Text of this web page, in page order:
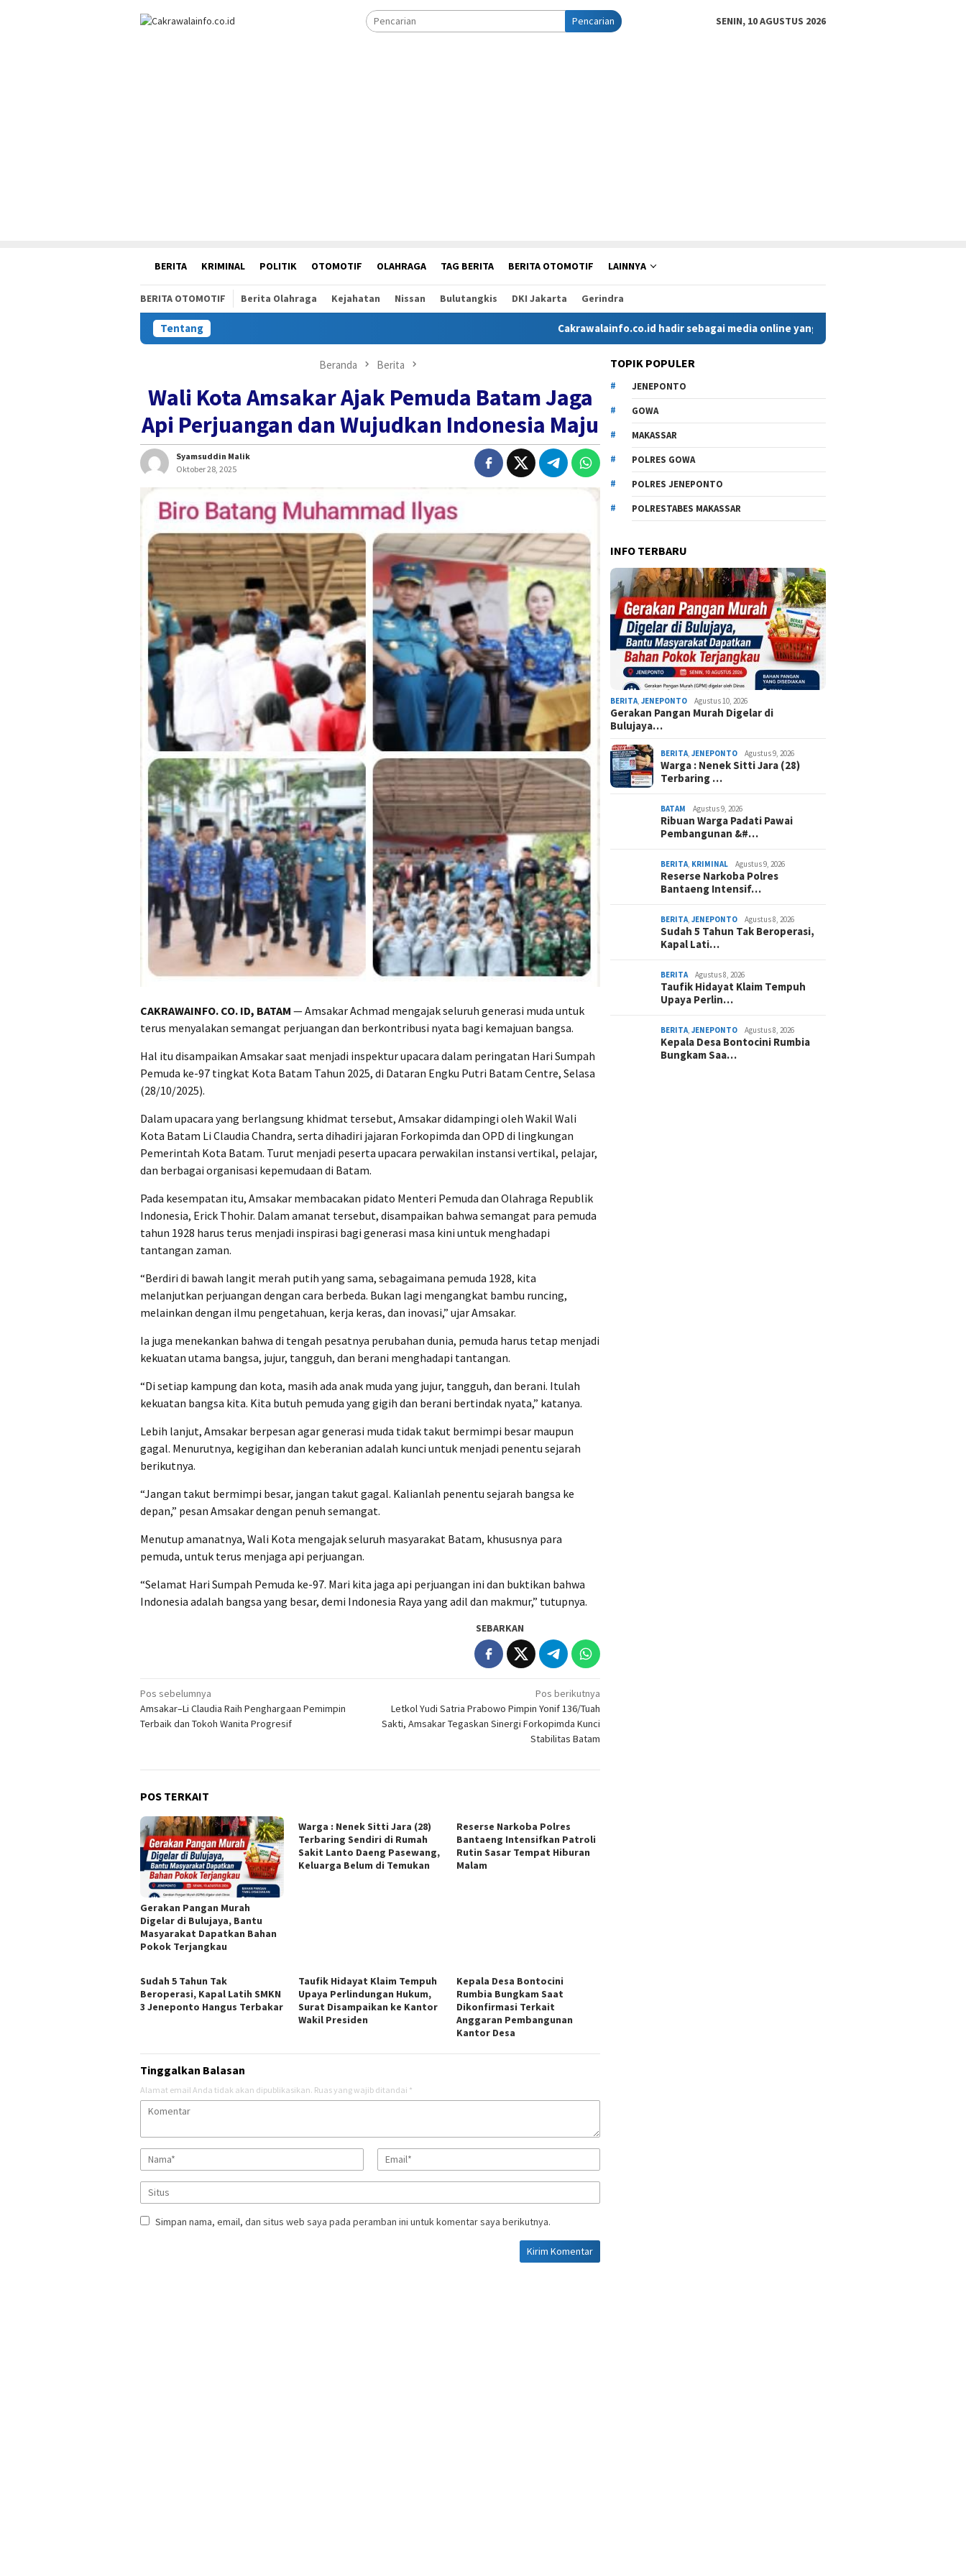
Pencarian SENIN, 10 AGUSTUS 2026
HOMEBERITA KRIMINAL POLITIK OTOMOTIF OLAHRAGA TAG BERITA BERITA OTOMOTIF LAINNYA
BERITA OTOMOTIF Berita Olahraga Kejahatan Nissan Bulutangkis DKI Jakarta Gerindra
Tentang Cakrawalainfo.co.id hadir sebagai media online yang menyajikan berita cepat, faktual, dan
Beranda Berita
Wali Kota Amsakar Ajak Pemuda Batam Jaga
Api Perjuangan dan Wujudkan Indonesia Maju
Syamsuddin Malik
Oktober 28, 2025
CAKRAWAINFO. CO. ID, BATAM — Amsakar Achmad mengajak seluruh generasi muda untuk
terus menyalakan semangat perjuangan dan berkontribusi nyata bagi kemajuan bangsa.
Hal itu disampaikan Amsakar saat menjadi inspektur upacara dalam peringatan Hari Sumpah
Pemuda ke-97 tingkat Kota Batam Tahun 2025, di Dataran Engku Putri Batam Centre, Selasa
(28/10/2025).
Dalam upacara yang berlangsung khidmat tersebut, Amsakar didampingi oleh Wakil Wali
Kota Batam Li Claudia Chandra, serta dihadiri jajaran Forkopimda dan OPD di lingkungan
Pemerintah Kota Batam. Turut menjadi peserta upacara perwakilan instansi vertikal, pelajar,
dan berbagai organisasi kepemudaan di Batam.
Pada kesempatan itu, Amsakar membacakan pidato Menteri Pemuda dan Olahraga Republik
Indonesia, Erick Thohir. Dalam amanat tersebut, disampaikan bahwa semangat para pemuda
tahun 1928 harus terus menjadi inspirasi bagi generasi masa kini untuk menghadapi
tantangan zaman.
“Berdiri di bawah langit merah putih yang sama, sebagaimana pemuda 1928, kita
melanjutkan perjuangan dengan cara berbeda. Bukan lagi mengangkat bambu runcing,
melainkan dengan ilmu pengetahuan, kerja keras, dan inovasi,” ujar Amsakar.
Ia juga menekankan bahwa di tengah pesatnya perubahan dunia, pemuda harus tetap menjadi
kekuatan utama bangsa, jujur, tangguh, dan berani menghadapi tantangan.
“Di setiap kampung dan kota, masih ada anak muda yang jujur, tangguh, dan berani. Itulah
kekuatan bangsa kita. Kita butuh pemuda yang gigih dan berani bertindak nyata,” katanya.
Lebih lanjut, Amsakar berpesan agar generasi muda tidak takut bermimpi besar maupun
gagal. Menurutnya, kegigihan dan keberanian adalah kunci untuk menjadi penentu sejarah
berikutnya.
“Jangan takut bermimpi besar, jangan takut gagal. Kalianlah penentu sejarah bangsa ke
depan,” pesan Amsakar dengan penuh semangat.
Menutup amanatnya, Wali Kota mengajak seluruh masyarakat Batam, khususnya para
pemuda, untuk terus menjaga api perjuangan.
“Selamat Hari Sumpah Pemuda ke-97. Mari kita jaga api perjuangan ini dan buktikan bahwa
Indonesia adalah bangsa yang besar, demi Indonesia Raya yang adil dan makmur,” tutupnya.
SEBARKAN
Navigasi
pos
Pos sebelumnya
Amsakar–Li Claudia Raih Penghargaan Pemimpin
Terbaik dan Tokoh Wanita Progresif
Pos berikutnya
Letkol Yudi Satria Prabowo Pimpin Yonif 136/Tuah
Sakti, Amsakar Tegaskan Sinergi Forkopimda Kunci
Stabilitas Batam
POS TERKAIT
Gerakan Pangan Murah
Digelar di Bulujaya, Bantu
Masyarakat Dapatkan Bahan
Pokok Terjangkau
Warga : Nenek Sitti Jara (28)
Terbaring Sendiri di Rumah
Sakit Lanto Daeng Pasewang,
Keluarga Belum di Temukan
Reserse Narkoba Polres
Bantaeng Intensifkan Patroli
Rutin Sasar Tempat Hiburan
Malam
Sudah 5 Tahun Tak
Beroperasi, Kapal Latih SMKN
3 Jeneponto Hangus Terbakar
Taufik Hidayat Klaim Tempuh
Upaya Perlindungan Hukum,
Surat Disampaikan ke Kantor
Wakil Presiden
Kepala Desa Bontocini
Rumbia Bungkam Saat
Dikonfirmasi Terkait
Anggaran Pembangunan
Kantor Desa
Tinggalkan Balasan
Alamat email Anda tidak akan dipublikasikan. Ruas yang wajib ditandai *
Simpan nama, email, dan situs web saya pada peramban ini untuk komentar saya berikutnya.
TOPIK POPULER
JENEPONTO
GOWA
MAKASSAR
POLRES GOWA
POLRES JENEPONTO
POLRESTABES MAKASSAR
INFO TERBARU
BERITA ,JENEPONTO Agustus 10, 2026
Gerakan Pangan Murah Digelar di
Bulujaya…
BERITA ,JENEPONTO Agustus 9, 2026
Warga : Nenek Sitti Jara (28)
Terbaring …
BATAM Agustus 9, 2026
Ribuan Warga Padati Pawai
Pembangunan &#…
BERITA KRIMINAL Agustus 9, 2026
Reserse Narkoba Polres
Bantaeng Intensif…
BERITA ,JENEPONTO Agustus 8, 2026
Sudah 5 Tahun Tak Beroperasi,
Kapal Lati…
BERITA Agustus 8, 2026
Taufik Hidayat Klaim Tempuh
Upaya Perlin…
BERITA ,JENEPONTO Agustus 8, 2026
Kepala Desa Bontocini Rumbia
Bungkam Saa…